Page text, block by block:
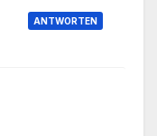
ANTWORTEN